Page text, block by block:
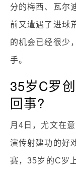
分的梅西、瓦尔
前又遭遇了进球
的机会已经很少
手。
35岁C罗
回事?
月4日，尤文在
演传射建功的好
赛，35岁的C罗